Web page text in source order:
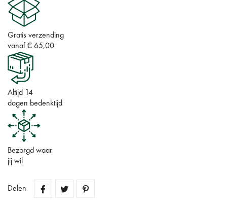
Gratis verzending
vanaf € 65,00
Altijd 14
dagen bedenktijd
Bezorgd waar
jij wil
Delen